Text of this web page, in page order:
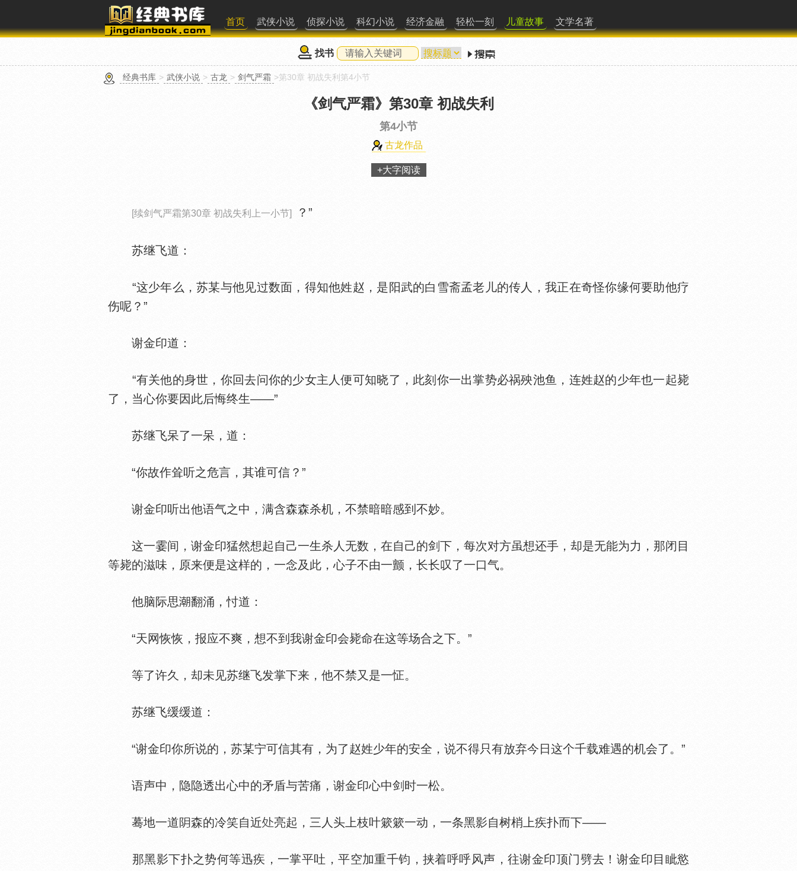
首页 武侠小说 侦探小说 科幻小说 经济金融 轻松一刻 儿童故事 文学名著
找书
经典书库 > 武侠小说 > 古龙 > 剑气严霜 >第30章 初战失利第4小节
《剑气严霜》 第30章 初战失利
第4小节
古龙作品
+大字阅读
[续剑气严霜第30章 初战失利上一小节] ？”
苏继飞道：
“这少年么，苏某与他见过数面，得知他姓赵，是阳武的白雪斋孟老儿的传人，我正在奇怪你缘何要助他疗
伤呢？”
谢金印道：
“有关他的身世，你回去问你的少女主人便可知晓了，此刻你一出掌势必祸殃池鱼，连姓赵的少年也一起毙
了，当心你要因此后悔终生——”
苏继飞呆了一呆，道：
“你故作耸听之危言，其谁可信？”
谢金印听出他语气之中，满含森森杀机，不禁暗暗感到不妙。
这一霎间，谢金印猛然想起自己一生杀人无数，在自己的剑下，每次对方虽想还手，却是无能为力，那闭目
等毙的滋味，原来便是这样的，一念及此，心子不由一颤，长长叹了一口气。
他脑际思 翻涌，忖道：
“天网恢恢，报应不爽，想不到我谢金印会毙命在这等场合之下。”
等了许久，却未见苏继飞发掌下来，他不禁又是一怔。
苏继飞缓缓道：
“谢金印你所说的，苏某宁可信其有，为了赵姓少年的安全，说不得只有放弃今日这个千载难遇的机会了。”
语声中，隐隐透出心中的矛盾与苦痛，谢金印心中剑时一松。
蓦地一道 森的冷笑自近 亮起，三人头上枝叶簌簌一动，一条黑影自树梢上疾扑而下——
那黑影下扑之势何等迅疾，一掌平吐，平空加重千钧，挟着呼呼风声，往谢金印顶门劈去！谢金印目眦慾